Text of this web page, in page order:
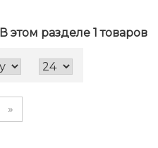
В этом разделе 1 товаров
»